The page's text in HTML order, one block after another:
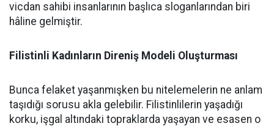
vicdan sahibi insanlarının başlıca sloganlarından biri
hâline gelmiştir.
Filistinli Kadınların Direniş Modeli Oluşturması
Bunca felaket yaşanmışken bu nitelemelerin ne anlam
taşıdığı sorusu akla gelebilir. Filistinlilerin yaşadığı
korku, işgal altındaki topraklarda yaşayan ve esasen o